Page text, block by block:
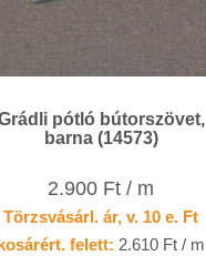
pótló bútorszövet,
barna (14573)
2.900 Ft / m
Törzsvásárl. ár, v. 10 e. Ft
felett: 2.610 Ft / m